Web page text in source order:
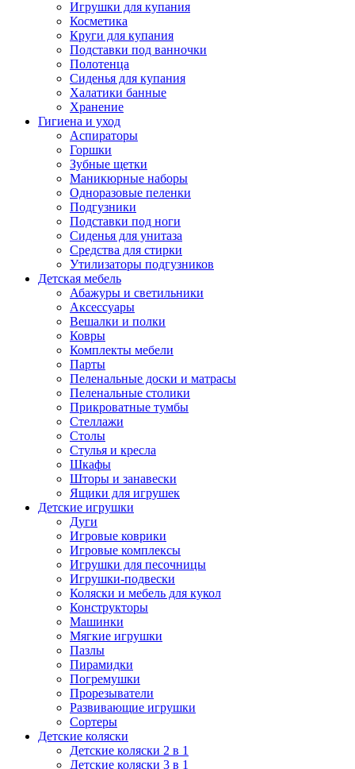
Игрушки для купания
Косметика
Круги для купания
Подставки под ванночки
Полотенца
Сиденья для купания
Халатики банные
Хранение
Гигиена и уход
Аспираторы
Горшки
Зубные щетки
Маникюрные наборы
Одноразовые пеленки
Подгузники
Подставки под ноги
Сиденья для унитаза
Средства для стирки
Утилизаторы подгузников
Детская мебель
Абажуры и светильники
Аксессуары
Вешалки и полки
Ковры
Комплекты мебели
Парты
Пеленальные доски и матрасы
Пеленальные столики
Прикроватные тумбы
Стеллажи
Столы
Стулья и кресла
Шкафы
Шторы и занавески
Ящики для игрушек
Детские игрушки
Дуги
Игровые коврики
Игровые комплексы
Игрушки для песочницы
Игрушки-подвески
Коляски и мебель для кукол
Конструкторы
Машинки
Мягкие игрушки
Пазлы
Пирамидки
Погремушки
Прорезыватели
Развивающие игрушки
Сортеры
Детские коляски
Детские коляски 2 в 1
Детские коляски 3 в 1